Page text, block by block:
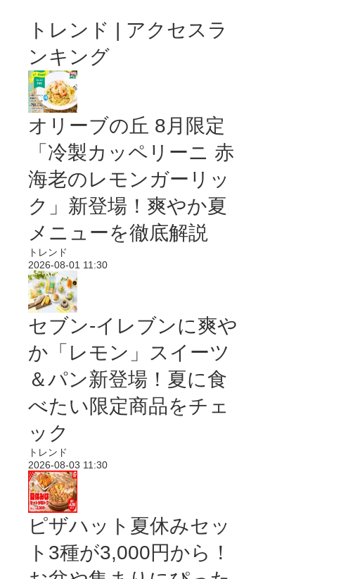
トレンド | アクセスラ
ンキング
オリーブの丘 8月限定
「冷製カッペリーニ 赤
海老のレモンガーリッ
ク」新登場！爽やか夏
メニューを徹底解説
トレンド
2026-08-01 11:30
セブン‐イレブンに爽や
か「レモン」スイーツ
＆パン新登場！夏に食
べたい限定商品をチェ
ック
トレンド
2026-08-03 11:30
ピザハット夏休みセッ
ト3種が3,000円から！